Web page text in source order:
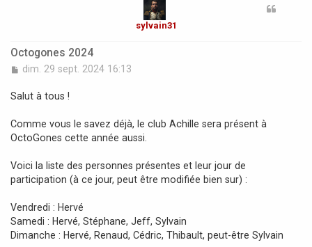
sylvain31
Octogones 2024
M
s
g
e
dim. 29 sept. 2024 16:13
Salut à tous !
Comme vous le savez déjà, le club Achille sera présent à
OctoGones cette année aussi.
Voici la liste des personnes présentes et leur jour de
participation (à ce jour, peut être modifiée bien sur) :
Vendredi : Hervé
Samedi : Hervé, Stéphane, Jeff, Sylvain
Dimanche : Hervé, Renaud, Cédric, Thibault, peut-être Sylvain